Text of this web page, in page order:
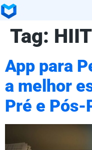
Tag:
App para
a melhor
Pré e Pós-